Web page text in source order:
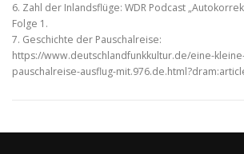
6. Zahl der Inlandsflüge: WDR Podcast
Folge 1.
7. Geschichte der Pauschalreise:
https://www.deutschlandfunkkultur.de/eine-
pauschalreise-ausflug-